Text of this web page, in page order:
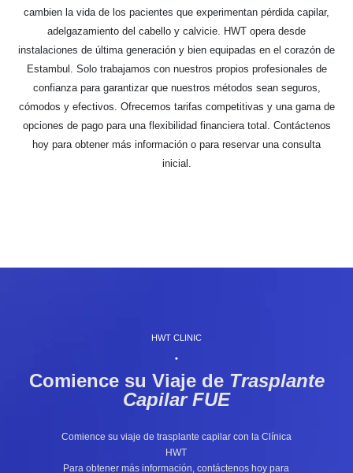
cambien la vida de los pacientes que experimentan pérdida capilar,
adelgazamiento del cabello y calvicie. HWT opera desde
instalaciones de última generación y bien equipadas en el corazón de
Estambul. Solo trabajamos con nuestros propios profesionales de
confianza para garantizar que nuestros métodos sean seguros,
cómodos y efectivos. Ofrecemos tarifas competitivas y una gama de
opciones de pago para una flexibilidad financiera total. Contáctenos
hoy para obtener más información o para reservar una consulta
inicial.
HWT CLINIC
•
Comience su Viaje de Trasplante
Capilar FUE
Comience su viaje de trasplante capilar con la Clínica
HWT
Para obtener más información, contáctenos hoy para